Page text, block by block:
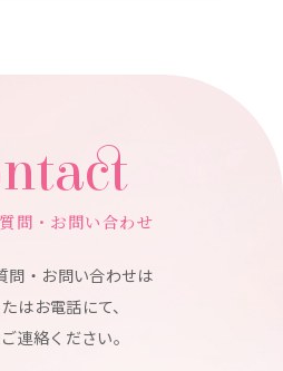
問・お問い合わせ
問・お問い合わせは
はお電話にて、
連絡ください。